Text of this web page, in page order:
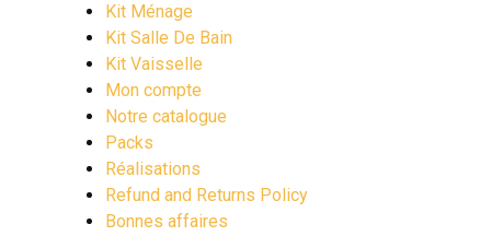
Kit Ménage
Kit Salle De Bain
Kit Vaisselle
Mon compte
Notre catalogue
Packs
Réalisations
Refund and Returns Policy
Bonnes affaires